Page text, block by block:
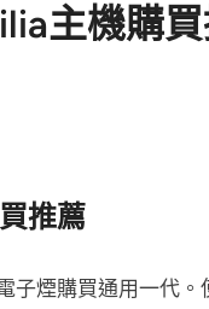
主機購
推薦
子煙購買通用一代